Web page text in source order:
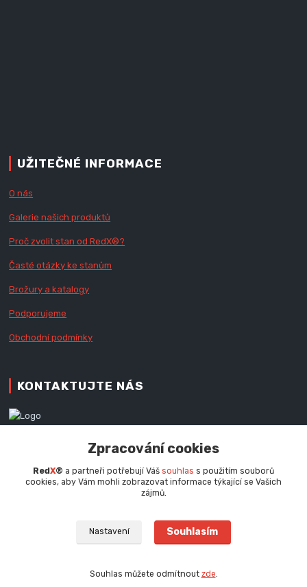
UŽITEČNÉ INFORMACE
O nás
Galerie našich produktů
Proč zvolit stan od RedX®?
Časté otázky ke stanům
Brožury a katalogy
Podporujeme
Obchodní podmínky
KONTAKTUJTE NÁS
+420 777 979 111
info@redx.cz
Zpracování cookies
Red X® a partneři potřebují Váš souhlas s použitím souborů
cookies, aby Vám mohli zobrazovat informace týkající se Vašich
zájmů.
Nastavení Souhlasím
Souhlas můžete odmítnout zde.